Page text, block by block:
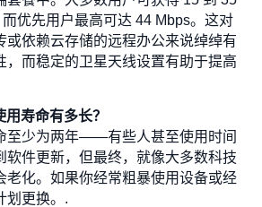
优先用户最高可达 44 Mbps。这对
或依赖云存储的远程办公来说绰绰有
，而稳定的卫星天线设置有助于提高
寿命有多长？
至少为两年——有些人甚至使用时间
软件更新，但最终，就像大多数科技
老化。如果你经常粗暴使用设备或经
划更换。.